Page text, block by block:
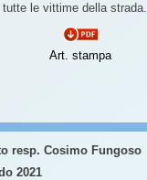
le vittime della strada.
Art. stampa
resp. Cosimo Fungoso
2021